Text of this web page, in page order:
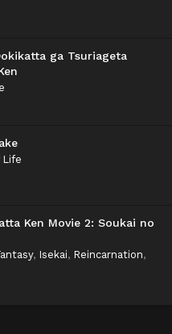
ga Tsuriageta
Life
Ken Movie 2: Soukai no
, Isekai, Reincarnation,